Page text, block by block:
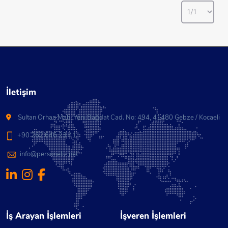
Arama Yapmaları Rica Olunur. Mesajlara Cevap
Verilmeyecektir. Ciddi Şekilde Çalışmayı Düşünen
İletişim
Sultan Orhan Mah. Yeni Bağdat Cad. No: 494, 41480 Gebze / Kocaeli
+90 262 646 23 41
info@personeliz.net
İş Arayan İşlemleri İşveren İşlemleri